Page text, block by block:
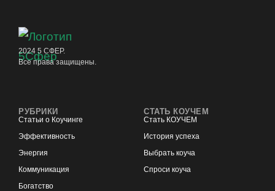
2024 5 СФЕР.
Все права защищены.
РУБРИКИ
Статьи о Коучинге
Эффективность
Энергия
Коммуникация
Богатство
СТАТЬ КОУЧЕМ
Стать КОУЧЕМ
История успеха
Выбрать коуча
Спроси коуча